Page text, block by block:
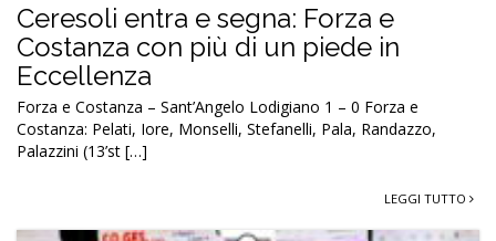
Ceresoli entra e segna: Forza e
Costanza con più di un piede in
Eccellenza
Forza e Costanza – Sant’Angelo Lodigiano 1 – 0 Forza e
Costanza: Pelati, Iore, Monselli, Stefanelli, Pala, Randazzo,
Palazzini (13’st […]
LEGGI TUTTO